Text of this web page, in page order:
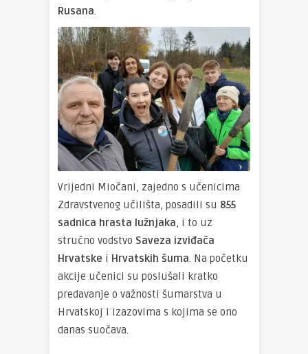
Rusana.
Vrijedni Miočani, zajedno s učenicima
Zdravstvenog učilišta, posadili su 855
sadnica hrasta lužnjaka, i to uz
stručno vodstvo Saveza izviđača
Hrvatske i Hrvatskih šuma. Na početku
akcije učenici su poslušali kratko
predavanje o važnosti šumarstva u
Hrvatskoj i izazovima s kojima se ono
danas suočava.